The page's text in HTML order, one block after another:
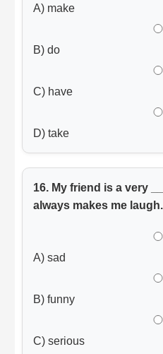
A) make
B) do
C) have
D) take
16. My friend is a very
always makes me laugh.
A) sad
B) funny
C) serious